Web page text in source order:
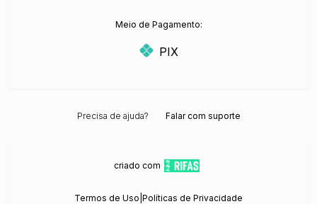
Meio de Pagamento:
PIX
Precisa de ajuda? Falar com suporte
criado com
Termos de Uso Políticas de Privacidade